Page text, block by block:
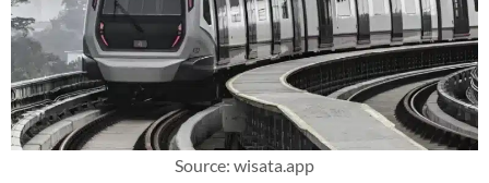
Source: wisata.app